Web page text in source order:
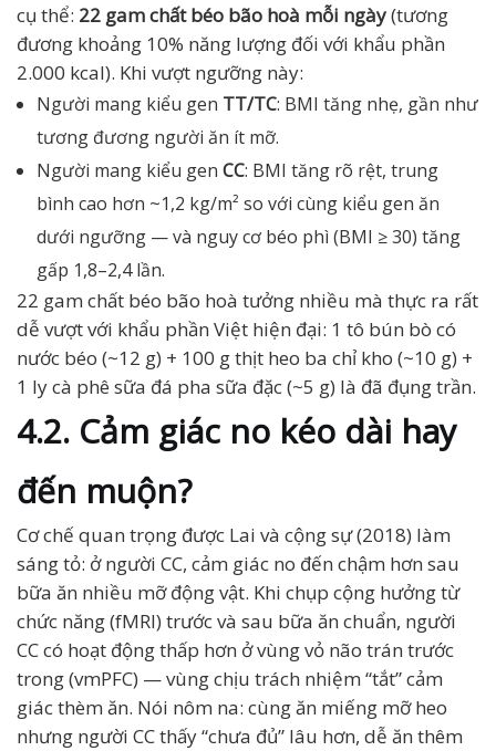
cụ thể: 22 gam chất béo bão hoà mỗi ngày(tương
đương khoảng 10% năng lượng đối với khẩu phần
2.000 kcal). Khi vượt ngưỡng này:
Người mang kiểu gen TT/TC: BMI tăng nhẹ, gần như
tương đương người ăn ít mỡ.
Người mang kiểu gen CC: BMI tăng rõ rệt, trung
bình cao hơn ~1,2 kg/m² so với cùng kiểu gen ăn
dưới ngưỡng — và nguy cơ béo phì (BMI ≥ 30) tăng
gấp 1,8–2,4 lần.
22 gam chất béo bão hoà tưởng nhiều mà thực ra rất
dễ vượt với khẩu phần Việt hiện đại: 1 tô bún bò có
nước béo (~12 g) + 100 g thịt heo ba chỉ kho (~10 g) +
1 ly cà phê sữa đá pha sữa đặc (~5 g) là đã đụng trần.
4.2. Cảm giác no kéo dài hay
đến muộn?
Cơ chế quan trọng được Lai và cộng sự (2018) làm
sáng tỏ: ở người CC, cảm giác no đến chậm hơn sau
bữa ăn nhiều mỡ động vật. Khi chụp cộng hưởng từ
chức năng (fMRI) trước và sau bữa ăn chuẩn, người
CC có hoạt động thấp hơn ở vùng vỏ não trán trước
trong (vmPFC) — vùng chịu trách nhiệm “tắt” cảm
giác thèm ăn. Nói nôm na: cùng ăn miếng mỡ heo
nhưng người CC thấy “chưa đủ” lâu hơn, dễ ăn thêm